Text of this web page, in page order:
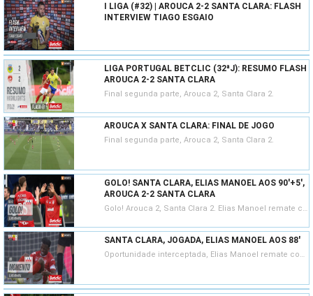
I LIGA (#32) | AROUCA 2-2 SANTA CLARA: FLASH
INTERVIEW TIAGO ESGAIO
LIGA PORTUGAL BETCLIC (32ªJ): RESUMO FLASH
AROUCA 2-2 SANTA CLARA
Final segunda parte, Arouca 2, Santa Clara 2.
AROUCA X SANTA CLARA: FINAL DE JOGO
Final segunda parte, Arouca 2, Santa Clara 2.
GOLO! SANTA CLARA, ELIAS MANOEL AOS 90'+5',
AROUCA 2-2 SANTA CLARA
Golo! Arouca 2, Santa Clara 2. Elias Manoel remate com o pé direito em frente à baliza.
SANTA CLARA, JOGADA, ELIAS MANOEL AOS 88'
Oportunidade interceptada, Elias Manoel remate com o pé direito de fora da área.